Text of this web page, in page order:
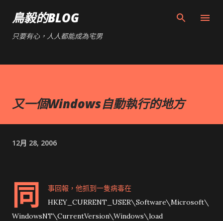
鳥毅的BLOG
只要有心，人人都能成為宅男
又一個Windows自動執行的地方
12月 28, 2006
同
事回報，他抓到一隻病毒在
HKEY_CURRENT_USER\Software\Microsoft\
WindowsNT\CurrentVersion\Windows\load